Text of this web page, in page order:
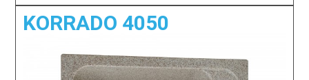
KORRADO 4050